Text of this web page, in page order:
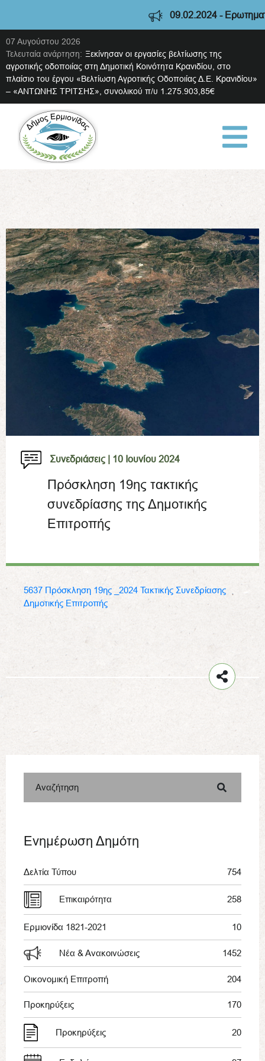
09.02.2024 -
07 Αυγούστου 2026
Τελευταία ανάρτηση: Ξεκίνησαν οι εργασίες βελτίωσης της
αγροτικής οδοποιίας στη Δημοτική Κοινότητα Κρανιδίου, στο
πλαίσιο του έργου «Βελτίωση Αγροτικής Οδοποιίας Δ.Ε. Κρανιδίου»
– «ΑΝΤΩΝΗΣ ΤΡΙΤΣΗΣ», συνολικού π/υ 1.275.903,85€
Συνεδριάσεις | 10 Ιουνίου 2024
Πρόσκληση 19ης τακτικής
συνεδρίασης της Δημοτικής
Επιτροπής
5637 Πρόσκληση 19ης _2024 Τακτικής Συνεδρίασης
Δημοτικής Επιτροπής
Αναζήτηση
Ενημέρωση Δημότη
Δελτία Τύπου 754
Επικαιρότητα 258
Ερμιονίδα 1821-2021 10
Νέα & Ανακοινώσεις 1452
Οικονομική Επιτροπή 204
Προκηρύξεις 170
Προκηρύξεις 20